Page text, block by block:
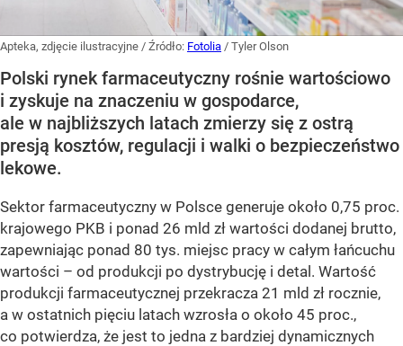
Apteka, zdjęcie ilustracyjne / Źródło: Fotolia / Tyler Olson
Polski rynek farmaceutyczny rośnie wartościowo
i zyskuje na znaczeniu w gospodarce,
ale w najbliższych latach zmierzy się z ostrą
presją kosztów, regulacji i walki o bezpieczeństwo
lekowe.
Sektor farmaceutyczny w Polsce generuje około 0,75 proc.
krajowego PKB i ponad 26 mld zł wartości dodanej brutto,
zapewniając ponad 80 tys. miejsc pracy w całym łańcuchu
wartości – od produkcji po dystrybucję i detal. Wartość
produkcji farmaceutycznej przekracza 21 mld zł rocznie,
a w ostatnich pięciu latach wzrosła o około 45 proc.,
co potwierdza, że jest to jedna z bardziej dynamicznych